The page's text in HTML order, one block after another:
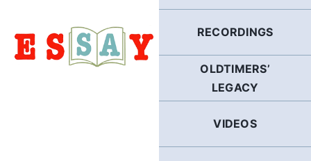
RECORDINGS
OLDTIMERS’
LEGACY
VIDEOS